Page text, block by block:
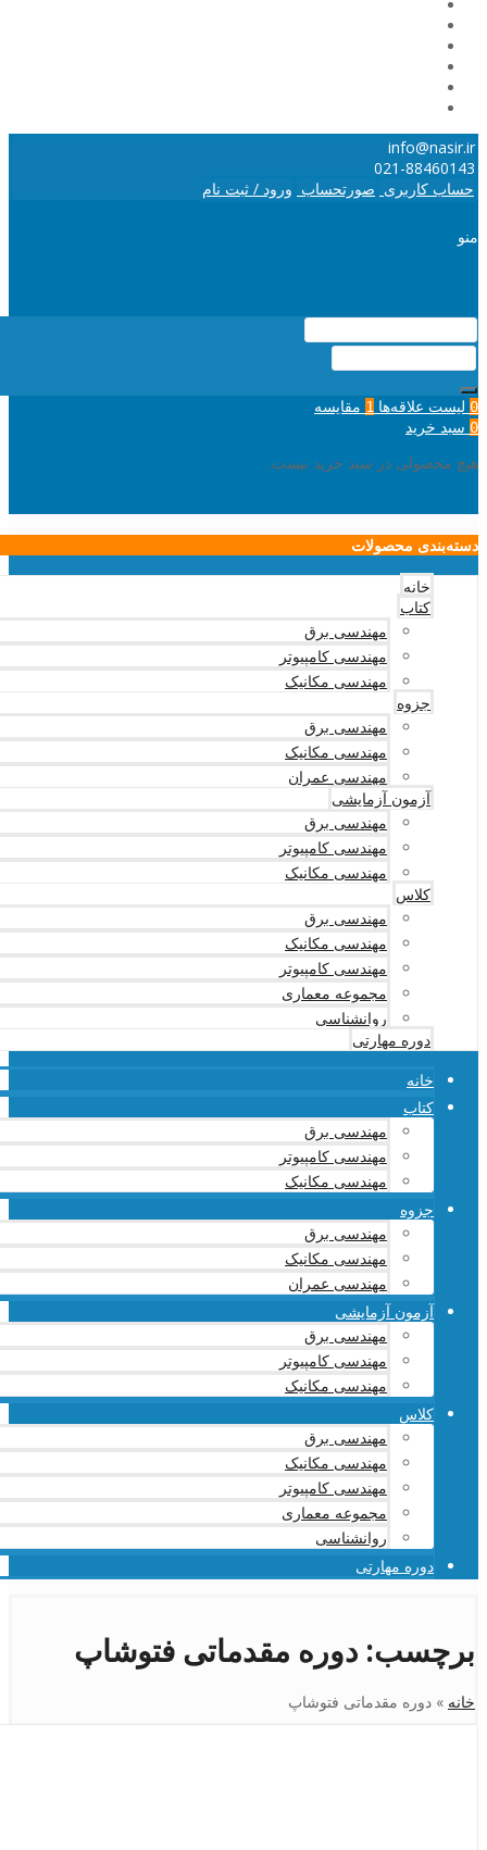
info@nasir.ir
021-88460143
حساب کاربری صورتحساب ورود / ثبت نام
منو
0 لیست علاقه‌ها 1 مقایسه
0 سبد خرید
هیچ محصولی در سبد خرید نیست.
دسته‌بندی محصولات
خانه
کتاب
مهندسی برق
مهندسی کامپیوتر
مهندسی مکانیک
جزوه
مهندسی برق
مهندسی مکانیک
مهندسی عمران
آزمون آزمایشی
مهندسی برق
مهندسی کامپیوتر
مهندسی مکانیک
کلاس
مهندسی برق
مهندسی مکانیک
مهندسی کامپیوتر
مجموعه معماری
روانشناسی
دوره مهارتی
خانه
کتاب
مهندسی برق
مهندسی کامپیوتر
مهندسی مکانیک
جزوه
مهندسی برق
مهندسی مکانیک
مهندسی عمران
آزمون آزمایشی
مهندسی برق
مهندسی کامپیوتر
مهندسی مکانیک
کلاس
مهندسی برق
مهندسی مکانیک
مهندسی کامپیوتر
مجموعه معماری
روانشناسی
دوره مهارتی
برچسب: دوره مقدماتی فتوشاپ
خانه » دوره مقدماتی فتوشاپ